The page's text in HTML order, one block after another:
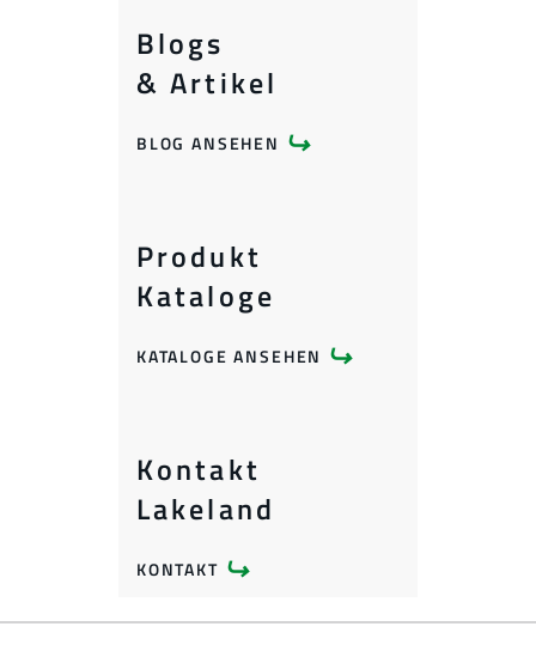
Blogs
& Artikel
BLOG ANSEHEN
Produkt
Kataloge
KATALOGE ANSEHEN
Kontakt
Lakeland
KONTAKT